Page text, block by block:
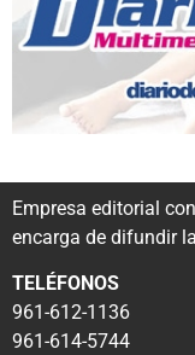
Empresa editorial
encarga de difundir
TELÉFONOS
961-612-1136
961-614-5744